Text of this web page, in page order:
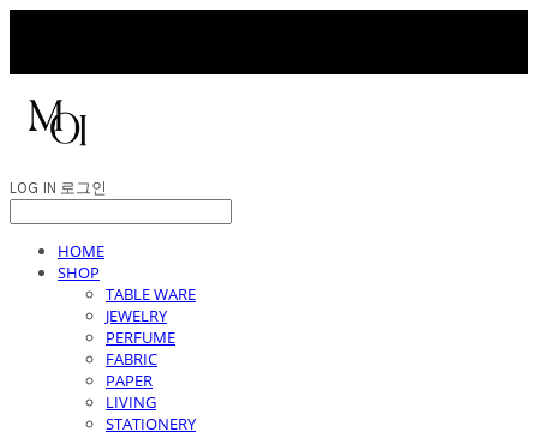
LOG IN 로그인
HOME
SHOP
TABLE WARE
JEWELRY
PERFUME
FABRIC
PAPER
LIVING
STATIONERY